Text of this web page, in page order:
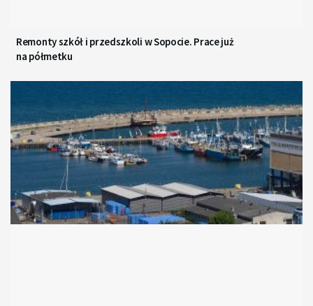
Remonty szkół i przedszkoli w Sopocie. Prace już
na półmetku